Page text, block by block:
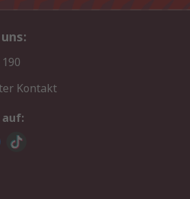
Kontakt
auf: